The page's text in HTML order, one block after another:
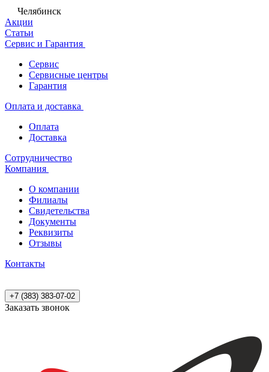
Челябинск
Акции
Статьи
Сервис и Гарантия
Сервис
Сервисные центры
Гарантия
Оплата и доставка
Оплата
Доставка
Сотрудничество
Компания
О компании
Филиалы
Свидетельства
Документы
Реквизиты
Отзывы
Контакты
+7 (383) 383-07-02
Заказать звонок